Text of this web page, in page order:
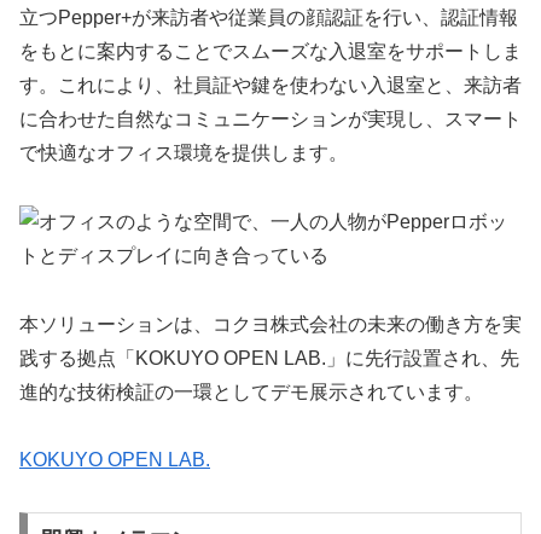
立つPepper+が来訪者や従業員の顔認証を行い、認証情報
をもとに案内することでスムーズな入退室をサポートしま
す。これにより、社員証や鍵を使わない入退室と、来訪者
に合わせた自然なコミュニケーションが実現し、スマート
で快適なオフィス環境を提供します。
本ソリューションは、コクヨ株式会社の未来の働き方を実
践する拠点「KOKUYO OPEN LAB.」に先行設置され、先
進的な技術検証の一環としてデモ展示されています。
KOKUYO OPEN LAB.